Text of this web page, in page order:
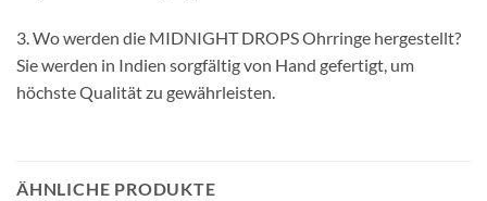
3. Wo werden die MIDNIGHT DROPS Ohrringe hergestellt?
Sie werden in Indien sorgfältig von Hand gefertigt, um
höchste Qualität zu gewährleisten.
ÄHNLICHE PRODUKTE